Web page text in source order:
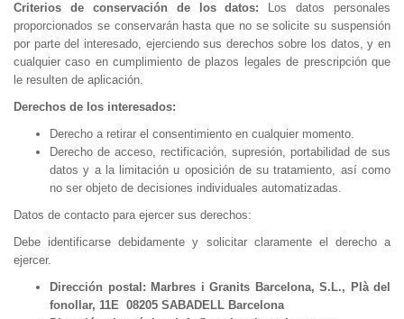
Criterios de conservación de los datos: Los datos personales
proporcionados se conservarán hasta que no se solicite su suspensión
por parte del interesado, ejerciendo sus derechos sobre los datos, y en
cualquier caso en cumplimiento de plazos legales de prescripción que
le resulten de aplicación.
Derechos de los interesados:
Derecho a retirar el consentimiento en cualquier momento.
Derecho de acceso, rectificación, supresión, portabilidad de sus
datos y a la limitación u oposición de su tratamiento, así como
no ser objeto de decisiones individuales automatizadas.
Datos de contacto para ejercer sus derechos:
Debe identificarse debidamente y solicitar claramente el derecho a
ejercer.
Dirección postal: Marbres i Granits Barcelona, S.L., Plà del
fonollar, 11E 08205 SABADELL Barcelona